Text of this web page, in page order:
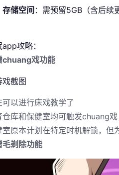
​存储空间​ ：需预留5GB（含后续
攻略：
chuang戏功能
可以进行床戏教学了
仓库和保健室均可触发chuang
室原本计划在特定时机解锁，但
毛剃除功能